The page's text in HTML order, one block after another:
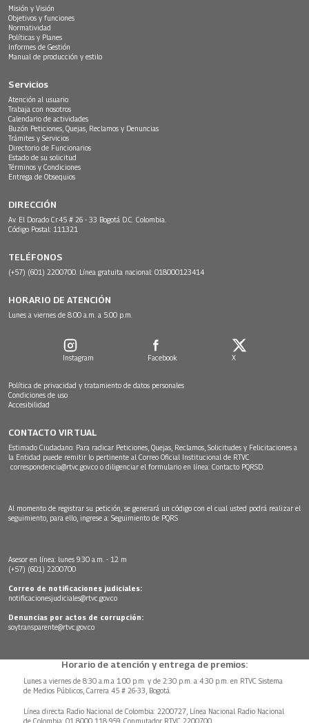
Misión y Visión
Objetivos y funciones
Normatividad
Políticas y Planes
Informes de Gestión
Manual de producción y estilo
Servicios
Atención al usuario
Trabaja con nosotros
Calendario de actividades
Buzón Peticiones, Quejas, Reclamos y Denuncias
Trámites y Servicios
Directorio de Funcionarios
Estado de su solicitud
Términos y Condiciones
Entrega de Obsequios
DIRECCIÓN
Av. El Dorado Cr.45 # 26 - 33 Bogotá D.C. Colombia.
Código Postal: 111321
TELÉFONOS
(+57) (601) 2200700. Línea gratuita nacional: 018000123414
HORARIO DE ATENCIÓN
Lunes a viernes de 8:00 a.m. a 5:00 p.m.
Instagram Facebook X
Política de privacidad y tratamiento de datos personales
Condiciones de uso
Accesibilidad
CONTACTO VIRTUAL
Estimado Ciudadano: Para radicar Peticiones, Quejas, Reclamos, Solicitudes y Felicitaciones a
la Entidad puede remitir lo pertinente al Correo Oficial Institucional de RTVC
correspondencia@rtvc.gov.co o diligenciar el formulario en línea: Contacto PQRSD.
Al momento de registrar su petición, se generará un código con el cual usted podrá realizar el
seguimiento, para ello, ingrese a: Seguimiento de PQRS
Asesor en línea: lunes 9:30 a.m. - 12 m
(+57) (601) 2200700
Correo de notificaciones judiciales:
notificacionesjudiciales@rtvc.gov.co
Denuncias por actos de corrupción:
soytransparente@rtvc.gov.co
Horario de atención y entrega de premios:
Lunes a viernes de 8:30 a.m.a 1:00 p.m. y de 2:30 p.m. a 4:30 p.m. en RTVC Sistema
de Medios Públicos, Carrera 45 # 26-33, Bogotá.
Línea directa Radio Nacional de Colombia: 2200727, Línea Nacional Radio Nacional
de Colombia: 01 8000 118 959. Conmutador RTVC 2200700